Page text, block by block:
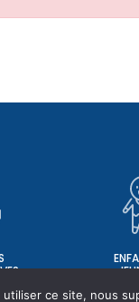
ce site, nous